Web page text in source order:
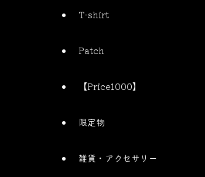
T-shirt
Patch
【Price1000】
限定物
雑貨・アクセサリー